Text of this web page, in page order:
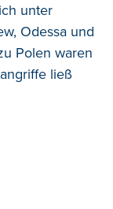
unter
Odessa und
Polen waren
ließ